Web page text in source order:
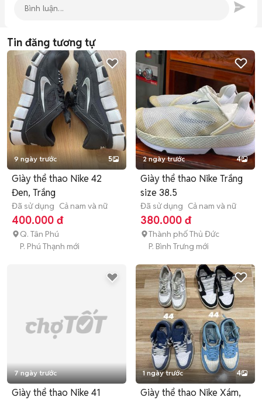
Tin đăng tương tự
9 ngày trước 5
Giày thể thao Nike 42
Đen, Trắng
Đã sử dụng Cả nam và nữ
400.000 đ
Q. Tân Phú
P. Phú Thạnh mới
2 ngày trước 4
Giày thể thao Nike Trắng
size 38.5
Đã sử dụng Cả nam và nữ
380.000 đ
Thành phố Thủ Đức
P. Bình Trưng mới
7 ngày trước
Giày thể thao Nike 41
1 ngày trước 4
Giày thể thao Nike Xám,